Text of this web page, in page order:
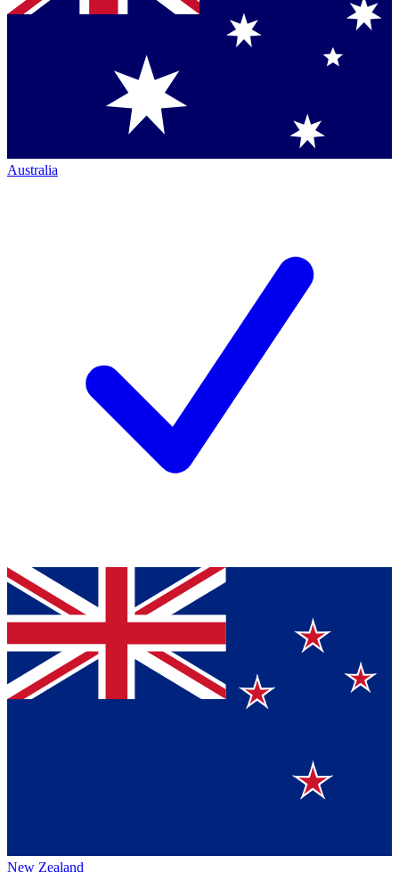
Australia
New Zealand